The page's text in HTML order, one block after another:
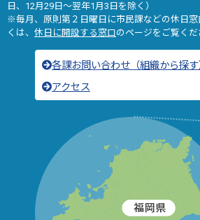
日、12月29日～翌年1月3日を除く）
※毎月、原則第２日曜日に市民課などの休日
くは、 休日に開設する窓口のページをご覧くだ
各課お問い合わせ（組織から探す
アクセス